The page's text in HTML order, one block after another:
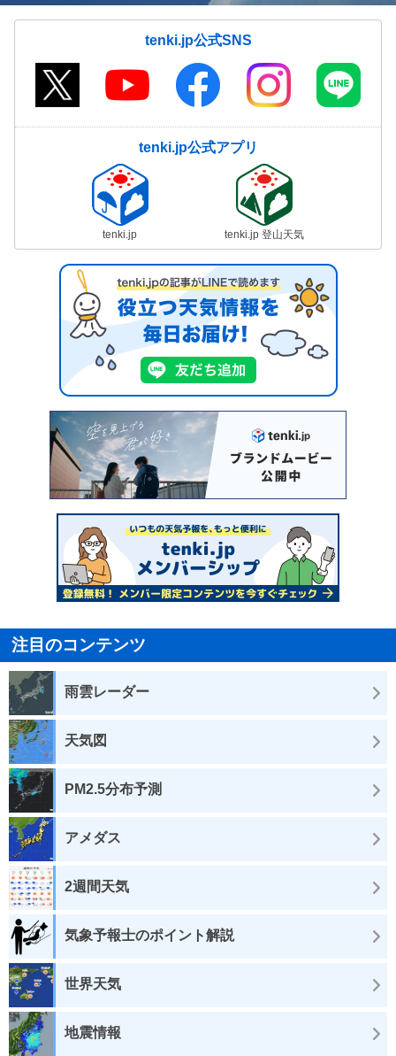
tenki.jp公式SNS
tenki.jp公式アプリ
tenki.jp tenki.jp 登山天気
注目のコンテンツ
雨雲レーダー
天気図
PM2.5分布予測
アメダス
2週間天気
気象予報士のポイント解説
世界天気
地震情報